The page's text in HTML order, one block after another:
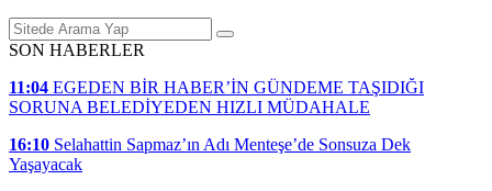
SON HABERLER
11:04 EGEDEN BİR HABER’İN GÜNDEME TAŞIDIĞI
SORUNA BELEDİYEDEN HIZLI MÜDAHALE
16:10 Selahattin Sapmaz’ın Adı Menteşe’de Sonsuza Dek
Yaşayacak